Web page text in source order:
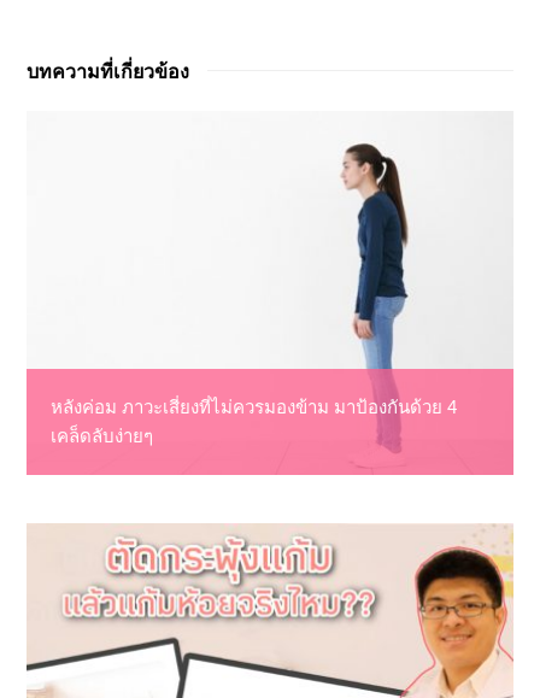
บทความที่เกี่ยวข้อง
หลังค่อม ภาวะเสี่ยงที่ไม่ควรมองข้าม มาป้องกันด้วย 4
เคล็ดลับง่ายๆ